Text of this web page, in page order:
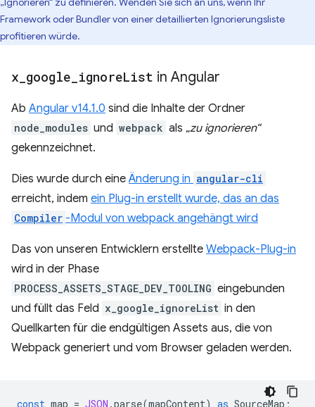
Framework oder Bundler von einer detaillierten Ignorierungsliste
profitieren würde.
x google ignoreList in Angular
Ab Angular v14.1.0 sind die Inhalte der Ordner
node_modules und webpack als „zu ignorieren“
gekennzeichnet.
Dies wurde durch eine Änderung in angular-cli
erreicht, indem ein Plug-in erstellt wurde, das an das
Compiler -Modul von webpack angehängt wird
Das von unseren Entwicklern erstellte Webpack-Plug-in
wird in der Phase
PROCESS_ASSETS_STAGE_DEV_TOOLING eingebunden
und füllt das Feld x_google_ignoreList in den
Quellkarten für die endgültigen Assets aus, die von
Webpack generiert und vom Browser geladen werden.
const map = JSON .parse(mapContent) as SourceMap ;